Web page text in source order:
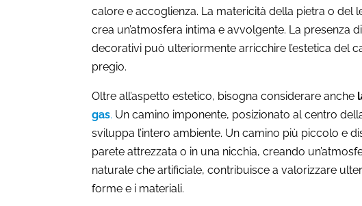
calore e accoglienza. La matericità della pietra o del
crea un’atmosfera intima e avvolgente. La presenza
decorativi può ulteriormente arricchire l’estetica del
pregio.
Oltre all’aspetto estetico, bisogna considerare anche
gas. Un camino imponente, posizionato al centro
sviluppa l’intero ambiente. Un camino più piccolo e
parete attrezzata o in una nicchia, creando
naturale che artificiale, contribuisce a valorizzare
forme e i materiali.